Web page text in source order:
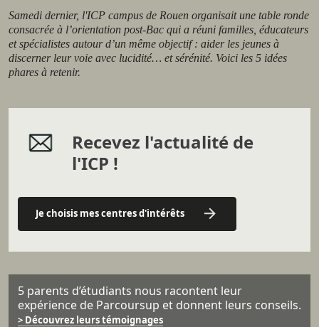
Samedi dernier, l'ICP campus de Rouen organisait une table ronde
consacrée à l’orientation post-Bac qui a réuni familles, éducateurs
et spécialistes autour d’un même objectif : aider les jeunes à
discerner leur voie avec lucidité… et sérénité. Voici les 5 idées
phares à retenir.
Recevez l'actualité de
l'ICP !
Je choisis mes centres d'intérêts
5 parents d’étudiants nous racontent leur
expérience de Parcoursup et donnent leurs conseils.
> Découvrez leurs témoignages